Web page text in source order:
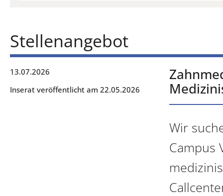
Stellenangebot
13.07.2026
Inserat veröffentlicht am 22.05.2026
Wir
Campus